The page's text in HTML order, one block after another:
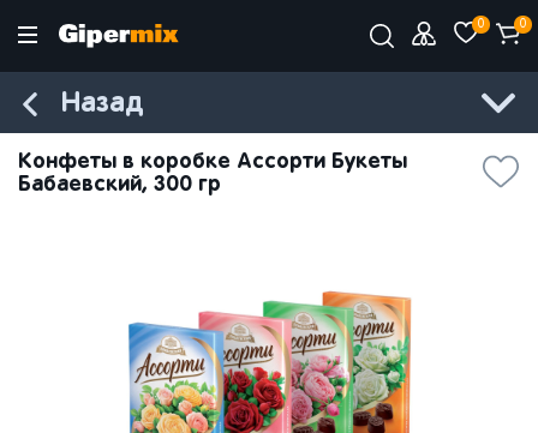
0 0
Назад
Конфеты в коробке Ассорти Букеты
Бабаевский, 300 гр